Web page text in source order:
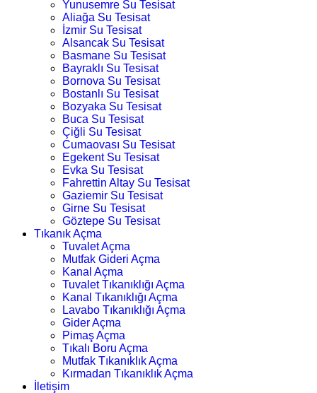
Yunusemre Su Tesisat
Aliağa Su Tesisat
İzmir Su Tesisat
Alsancak Su Tesisat
Basmane Su Tesisat
Bayraklı Su Tesisat
Bornova Su Tesisat
Bostanlı Su Tesisat
Bozyaka Su Tesisat
Buca Su Tesisat
Çiğli Su Tesisat
Cumaovası Su Tesisat
Egekent Su Tesisat
Evka Su Tesisat
Fahrettin Altay Su Tesisat
Gaziemir Su Tesisat
Girne Su Tesisat
Göztepe Su Tesisat
Tıkanık Açma
Tuvalet Açma
Mutfak Gideri Açma
Kanal Açma
Tuvalet Tıkanıklığı Açma
Kanal Tıkanıklığı Açma
Lavabo Tıkanıklığı Açma
Gider Açma
Pimaş Açma
Tıkalı Boru Açma
Mutfak Tıkanıklık Açma
Kırmadan Tıkanıklık Açma
İletişim